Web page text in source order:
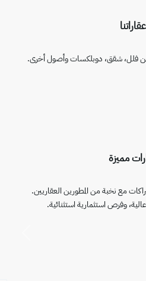
عقاراتنا
فلل، شقق، دوبلكسات وأصول أخرى.
مميزة
مع نخبة من المطورين العقاريين.
وفرص استثمارية استثنائية.